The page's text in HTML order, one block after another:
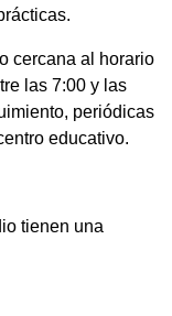
cercana al horario
las 7:00 y las
periódicas
educativo.
tienen una